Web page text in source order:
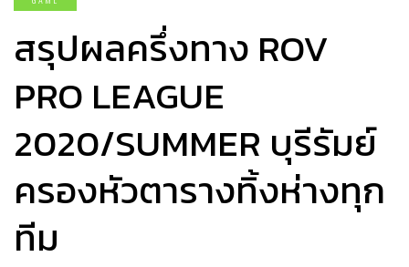
สรุปผลครึ่งทาง ROV
PRO LEAGUE
2020/SUMMER บุรีรัมย์
ครองหัวตารางทิ้งห่างทุก
ทีม